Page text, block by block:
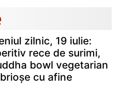
zilnic, 19 iulie:
rece de surimi,
bowl vegetarian
cu afine